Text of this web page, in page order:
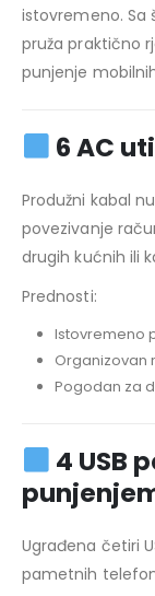
istovremeno. Sa
pruža praktično
punjenje
6 AC
Produžni kabal
povezivanje
drugih kućnih ili
Prednosti:
Istovremeno
Organizovan
Pogodan za
4 USB
Ugrađena četiri
pametnih